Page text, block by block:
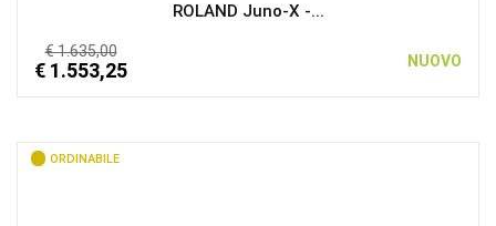
ROLAND Juno-X -...
€ 1.635,00
€ 1.553,25 NUOVO
ORDINABILE